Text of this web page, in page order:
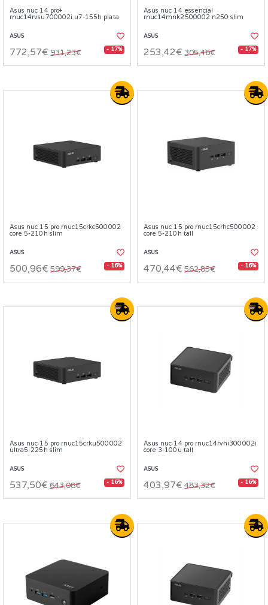
Asus nuc 14 pro+
rnuc14rvsu700002i u7-155h plata
ASUS
772,57€ 931,23€ - 17%
Asus nuc 14 essencial
rnuc14mnk2500002 n250 slim
ASUS
253,42€ 305,46€ - 17%
Asus nuc 15 pro rnuc15crkc500002
core 5-210h slim
ASUS
500,96€ 599,37€ - 16%
Asus nuc 15 pro rnuc15crhc500002
core 5-210h tall
ASUS
470,44€ 562,85€ - 16%
Asus nuc 15 pro rnuc15crku500002
ultra5-225h slim
ASUS
537,50€ 643,08€ - 16%
Asus nuc 14 pro rnuc14rvhi300002i
core 3-100u tall
ASUS
403,97€ 483,32€ - 16%